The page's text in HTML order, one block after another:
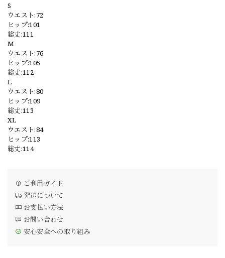
S
ウエスト:72
ヒップ:101
総丈:111
M
ウエスト:76
ヒップ:105
総丈:112
L
ウエスト:80
ヒップ:109
総丈:113
XL
ウエスト:84
ヒップ:113
総丈:114
ご利用ガイド
発送について
お支払い方法
お問い合わせ
安心安全への取り組み